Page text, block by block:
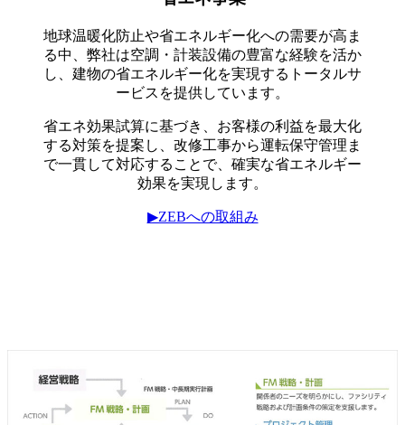
地球温暖化防止や省エネルギー化への需要が高ま
る中、弊社は空調・計装設備の豊富な経験を活か
し、建物の省エネルギー化を実現するトータルサ
ービスを提供しています。
省エネ効果試算に基づき、お客様の利益を最大化
する対策を提案し、改修工事から運転保守管理ま
で一貫して対応することで、確実な省エネルギー
効果を実現します。
▶ZEBへの取組み